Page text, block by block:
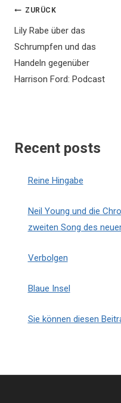
ZURÜCK
Lily Rabe über das
Schrumpfen und das
Handeln gegenüber
Harrison Ford: Podcast
Recent posts
Reine Hingabe
Neil Young und die
zweiten Song des
Verbolgen
Blaue Insel
Sie können diesen